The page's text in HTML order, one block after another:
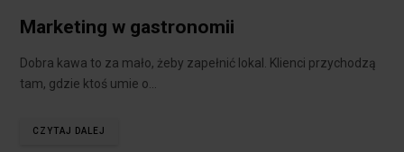
Marketing w gastronomii
Dobra kawa to za mało, żeby zapełnić lokal. Klienci przychodzą
tam, gdzie ktoś umie o…
CZYTAJ DALEJ